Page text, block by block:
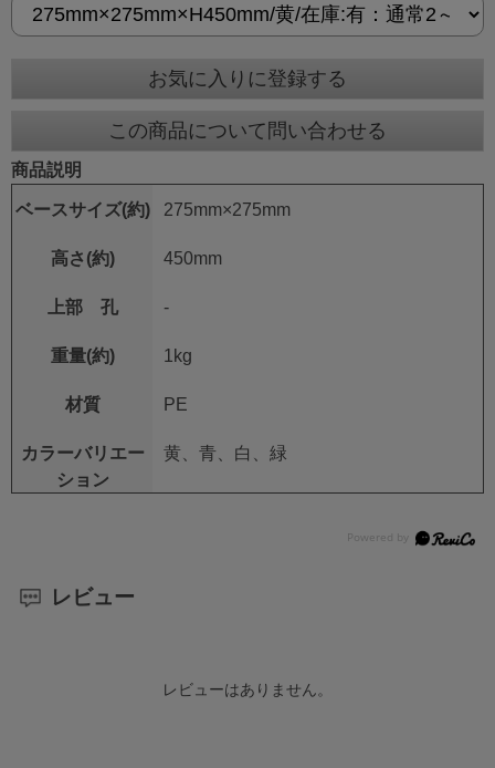
お気に入りに登録する
この商品について問い合わせる
商品説明
ベースサイズ(約) 275mm×275mm
高さ(約) 450mm
上部 孔 -
重量(約) 1kg
材質 PE
カラーバリエー
ション
黄、青、白、緑
レビュー
レビューはありません。